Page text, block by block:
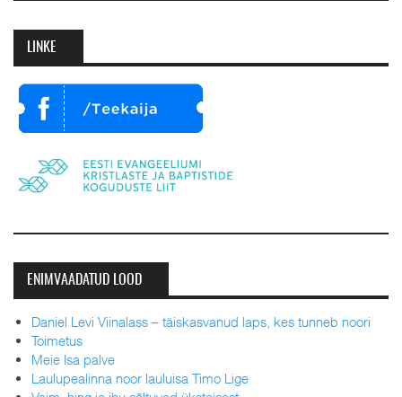
LINKE
ENIMVAADATUD LOOD
Daniel Levi Viinalass – täiskasvanud laps, kes tunneb noori
Toimetus
Meie Isa palve
Laulupealinna noor lauluisa Timo Lige